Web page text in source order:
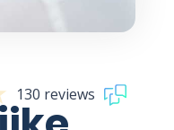
de
130 reviews